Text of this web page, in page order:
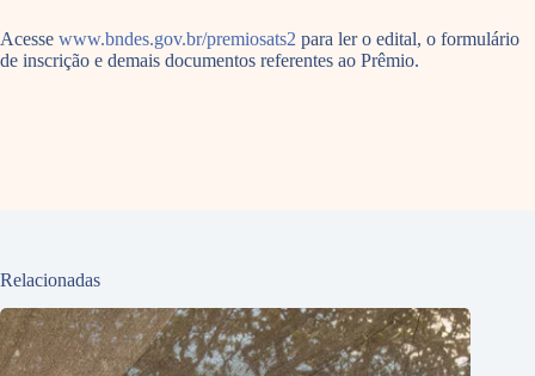
Acesse www.bndes.gov.br/premiosats2 para ler o edital, o formulário
de inscrição e demais documentos referentes ao Prêmio.
Relacionadas